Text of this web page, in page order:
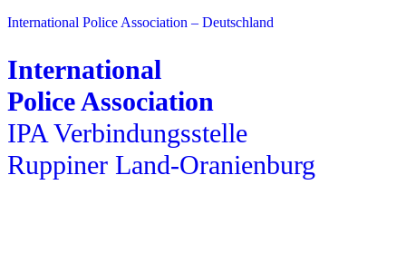
International Police Association – Deutschland
International
Police Association
IPA Verbindungsstelle
Ruppiner Land-Oranienburg